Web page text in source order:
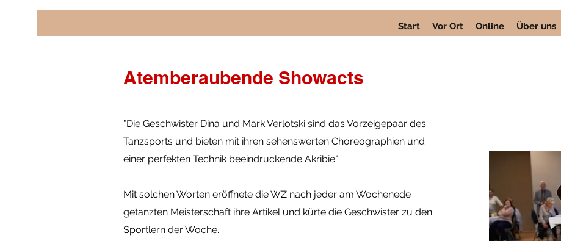
Start Vor Ort Online Über uns
Atemberaubende Showacts
"Die Geschwister Dina und Mark Verlotski sind das Vorzeigepaar des
Tanzsports und bieten mit ihren sehenswerten Choreographien und
einer perfekten Technik beeindruckende Akribie".
Mit solchen Worten eröffnete die WZ nach jeder am Wochenede
getanzten Meisterschaft ihre Artikel und kürte die Geschwister zu den
Sportlern der Woche.